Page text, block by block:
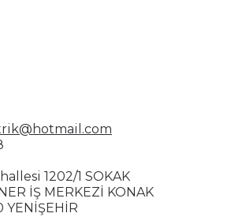
1202/1 SOKAK
İŞ MERKEZİ KONAK
YENİŞEHİR